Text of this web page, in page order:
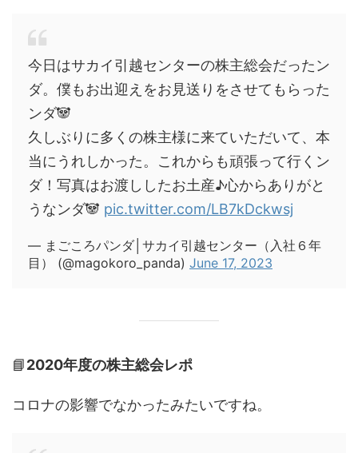
今日はサカイ引越センターの株主総会だったン
ダ。僕もお出迎えをお見送りをさせてもらった
ンダ🐼
久しぶりに多くの株主様に来ていただいて、本
当にうれしかった。これからも頑張って行くン
ダ！写真はお渡ししたお土産♪心からありがと
うなンダ🐼 pic.twitter.com/LB7kDckwsj
— まごころパンダ│サカイ引越センター（入社６年
目） (@magokoro_panda) June 17, 2023
📘2020年度の株主総会レポ
コロナの影響でなかったみたいですね。